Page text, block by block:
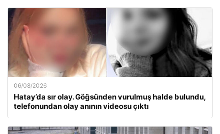
06/08/2026
Hatay’da sır olay. Göğsünden vurulmuş halde bulundu,
telefonundan olay anının videosu çıktı